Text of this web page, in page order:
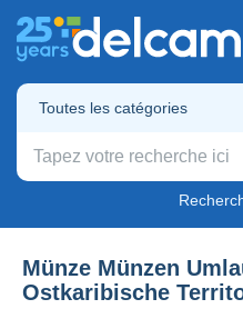
Toutes les catégories
Münze Münzen
Ostkaribische